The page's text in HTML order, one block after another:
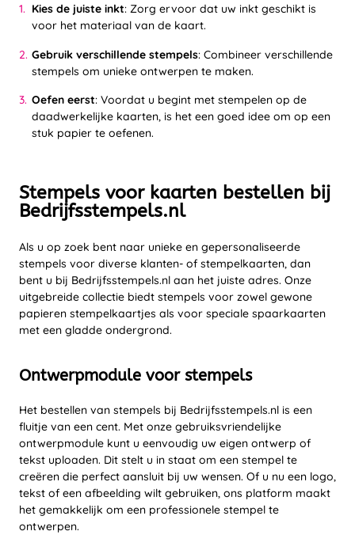
Kies de juiste inkt: Zorg ervoor dat uw inkt geschikt is
voor het materiaal van de kaart.
Gebruik verschillende stempels: Combineer verschillende
stempels om unieke ontwerpen te maken.
Oefen eerst: Voordat u begint met stempelen op de
daadwerkelijke kaarten, is het een goed idee om op een
stuk papier te oefenen.
Stempels voor kaarten bestellen bij
Bedrijfsstempels.nl
Als u op zoek bent naar unieke en gepersonaliseerde
stempels voor diverse klanten- of stempelkaarten, dan
bent u bij Bedrijfsstempels.nl aan het juiste adres. Onze
uitgebreide collectie biedt stempels voor zowel gewone
papieren stempelkaartjes als voor speciale spaarkaarten
met een gladde ondergrond.
Ontwerpmodule voor stempels
Het bestellen van stempels bij Bedrijfsstempels.nl is een
fluitje van een cent. Met onze gebruiksvriendelijke
ontwerpmodule kunt u eenvoudig uw eigen ontwerp of
tekst uploaden. Dit stelt u in staat om een stempel te
creëren die perfect aansluit bij uw wensen. Of u nu een logo,
tekst of een afbeelding wilt gebruiken, ons platform maakt
het gemakkelijk om een professionele stempel te
ontwerpen.